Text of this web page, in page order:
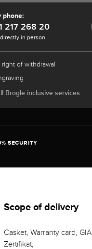
phone:
217 268 20
in person
right of withdrawal
Brogle inclusive services
SECURITY
Scope of delivery
Casket, Warranty card, GIA
Zertifikat,